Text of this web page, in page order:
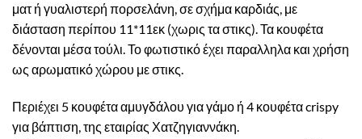
ματ ή γυαλιστερή πορσελάνη, σε σχήμα καρδιάς, με
διάσταση περίπου 11*11εκ (χωρις τα στικς). Τα κουφέτα
δένονται μέσα τούλι. Το φωτιστικό έχει παραλληλα και χρήση
ως αρωματικό χώρου με στικς.
Περιέχει 5 κουφέτα αμυγδάλου για γάμο ή 4 κουφέτα crispy
για βάπτιση, της εταιρίας Χατζηγιαννάκη.